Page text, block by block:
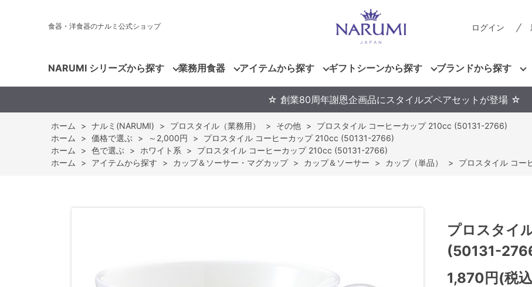
食器・洋食器のナルミ公式ショップ ログイン
NARUMI シリーズから探す 業務用食器 アイテムから探す ギフトシーンから探す ブランドから探す
☆ 創業80周年謝恩企画品にスタイルズペアセットが登場 ☆
ホーム > ナルミ(NARUMI) > プロスタイル（業務用） > その他 >
プロスタイル コーヒーカップ 210cc (50131-2766)
ホーム
> 価格で選ぶ > ～2,000円 >
プロスタイル コーヒーカップ 210cc (50131-2766)
ホーム
> 色で選ぶ > ホワイト系 >
プロスタイル コーヒーカップ 210cc (50131-2766)
ホーム
> アイテムから探す > カップ＆ソーサー・マグカップ > カップ＆ソーサー > カップ（単品） > プロスタイル コ
プロスタイ
(50131-
1,870円(税